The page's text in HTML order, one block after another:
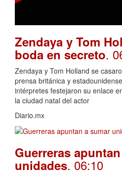
Zendaya y Tom
boda en secreto.
Zendaya y Tom Holland se
prensa británica y
intérpretes festejaron su enlace
la ciudad natal del actor
Diario.mx
Guerreras
unidades. 06:10